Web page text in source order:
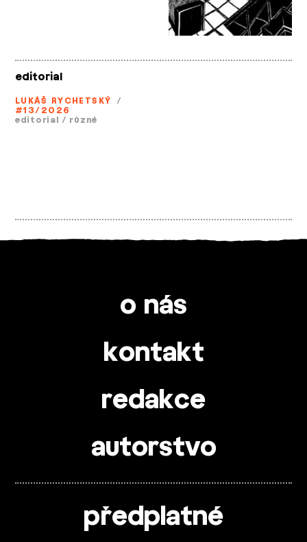
editorial
LUKÁŠ RYCHETSKÝ /
#13/2026
editorial / různé
o nás
kontakt
redakce
autorstvo
předplatné